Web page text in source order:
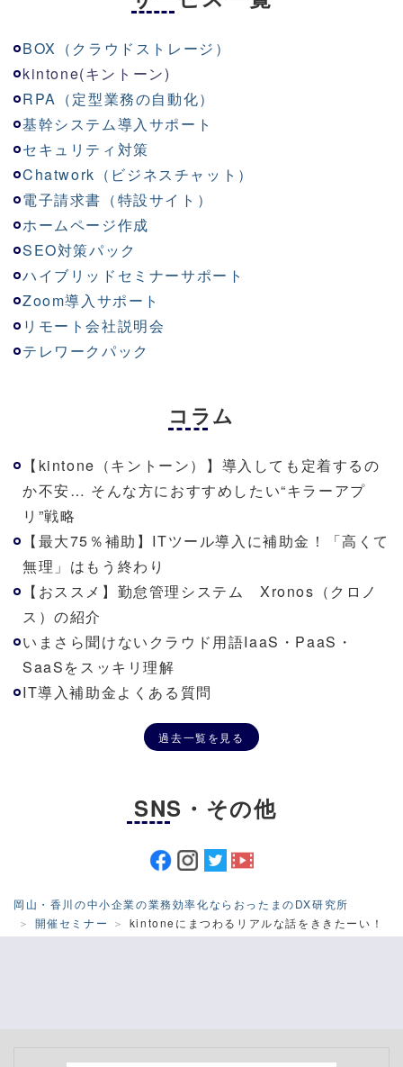
BOX（クラウドストレージ）
kintone(キントーン)
RPA（定型業務の自動化）
基幹システム導入サポート
セキュリティ対策
Chatwork（ビジネスチャット）
電子請求書（特設サイト）
ホームページ作成
SEO対策パック
ハイブリッドセミナーサポート
Zoom導入サポート
リモート会社説明会
テレワークパック
コラム
【kintone（キントーン）】導入しても定着するの
か不安… そんな方におすすめしたい“キラーアプ
リ”戦略
【最大75％補助】ITツール導入に補助金！「高くて
無理」はもう終わり
【おススメ】勤怠管理システム Xronos（クロノ
ス）の紹介
いまさら聞けないクラウド用語IaaS・PaaS・
SaaSをスッキリ理解
IT導入補助金よくある質問
過去一覧を見る
SNS・その他
岡山・香川の中小企業の業務効率化ならおったまのDX研究所
開催セミナー
kintoneにまつわるリアルな話をききたーい！